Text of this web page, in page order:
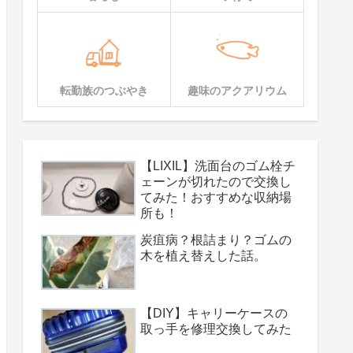
転勤族のつぶやき 趣味のアクアリウム
【LIXIL】洗面台のゴム栓チ
ェーンが切れたので交換し
てみた！おすすめな収納場
所も！
炭疽病？根詰まり？ゴムの
木を植え替えした話。
【DIY】キャリーケースの
取っ手を修理交換してみた